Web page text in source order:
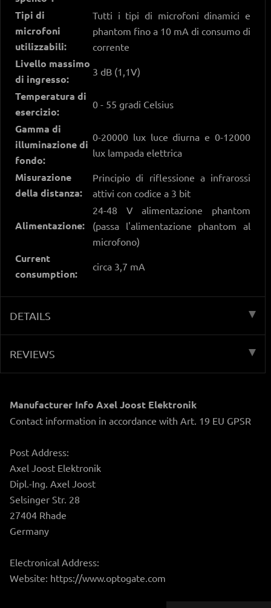
Tipi di
microfoni
utilizzabili:
Tutti i tipi di microfoni dinamici e
phantom fino a 10 mA di consumo di
corrente
Livello massimo
di ingresso:
3 dB (1,1V)
Temperatura di
esercizio:
0 - 55 gradi Celsius
Gamma di
illuminazione di
fondo:
0-20000 lux luce diurna e 0-12000
lux lampada elettrica
Misurazione
della distanza:
Principio di riflessione a infrarossi
attivi con codice a 3 bit
Alimentazione:
24-48 V alimentazione phantom
(passa l'alimentazione phantom al
microfono)
Current
consumption:
circa 3,7 mA
DETAILS
REVIEWS
Manufacturer Info Axel Joost Elektronik
Contact information in accordance with Art. 19 EU GPSR
Post Address:
Axel Joost Elektronik
Dipl.-Ing. Axel Joost
Selsinger Str. 28
27404 Rhade
Germany
Electronical Address:
Website: https://www.optogate.com